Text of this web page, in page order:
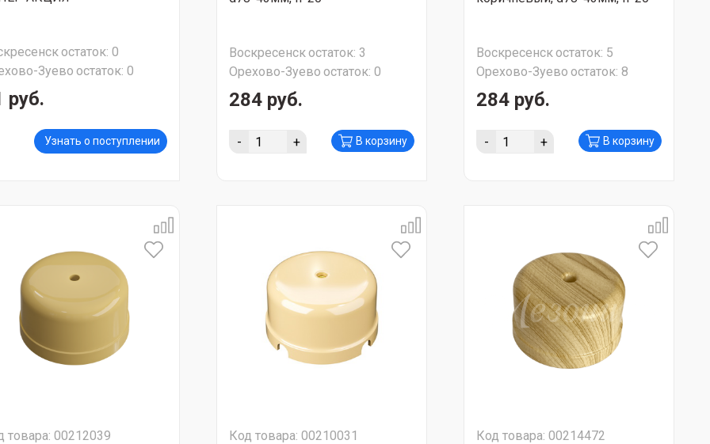
остаток: 0
Зуево остаток: 0
руб.
Узнать о поступлении
Воскресенскостаток: 3
Орехово-Зуево остаток: 0
284 руб.
- + В корзину
Воскресенскостаток: 5
Орехово-Зуево остаток: 8
284 руб.
- + В корзину
товара: 00212039
Код товара: 00210031
Код товара: 00214472